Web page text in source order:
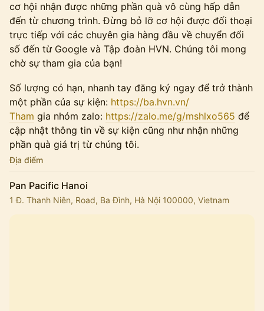
cơ hội nhận được những phần quà vô cùng hấp dẫn
đến từ chương trình. Đừng bỏ lỡ cơ hội được đối thoại
trực tiếp với các chuyên gia hàng đầu về chuyển đổi
số đến từ Google và Tập đoàn HVN. Chúng tôi mong
chờ sự tham gia của bạn!
Số lượng có hạn, nhanh tay đăng ký ngay để trở thành
một phần của sự kiện: https://ba.hvn.vn/
Tham gia nhóm zalo: https://zalo.me/g/mshlxo565 để
cập nhật thông tin về sự kiện cũng như nhận những
phần quà giá trị từ chúng tôi.
Địa điểm
Pan Pacific Hanoi
1 Đ. Thanh Niên, Road, Ba Đình, Hà Nội 100000, Vietnam